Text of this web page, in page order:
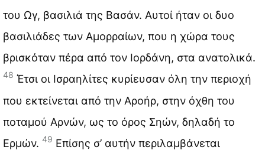
του Ωγ, βασιλιά της Βασάν. Αυτοί ήταν οι δυο
βασιλιάδες των Αμορραίων, που η χώρα τους
βρισκόταν πέρα από τον Ιορδάνη, στα ανατολικά.
48 Έτσι οι Ισραηλίτες κυρίευσαν όλη την περιοχή
που εκτείνεται από την Αροήρ, στην όχθη του
ποταμού Αρνών, ως το όρος Σηών, δηλαδή το
Ερμών. 49 Επίσης σ’ αυτήν περιλαμβάνεται